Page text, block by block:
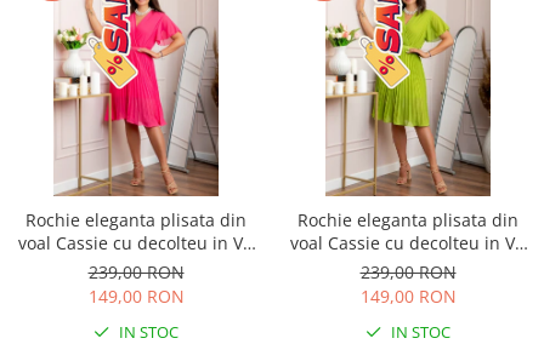
Rochie eleganta plisata din
voal Cassie cu decolteu in V -
Ciclam
239,00 RON
149,00 RON
IN STOC
Rochie eleganta plisata din
voal Cassie cu decolteu in V -
Verde lime
239,00 RON
149,00 RON
IN STOC